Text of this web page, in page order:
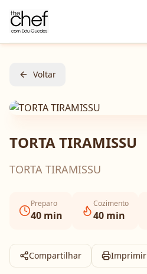
Voltar
TORTA TIRAMISSU
TORTA TIRAMISSU
Preparo
40 min
Cozimento
40 min
Compartilhar Imprimir